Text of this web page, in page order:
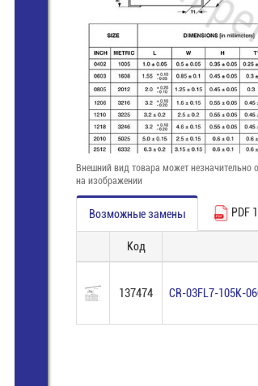
Внешний вид товара может незначительно
на изображении
Возможные замены PDF 1
Код
137474 CR-03FL7-105K-